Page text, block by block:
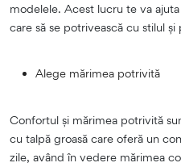
modelele. Acest lucru te va
care să se potrivească cu stilul și
Alege mărimea potrivită
Confortul și mărimea potrivită
cu talpă groasă care oferă un
zile, având în vedere mărimea